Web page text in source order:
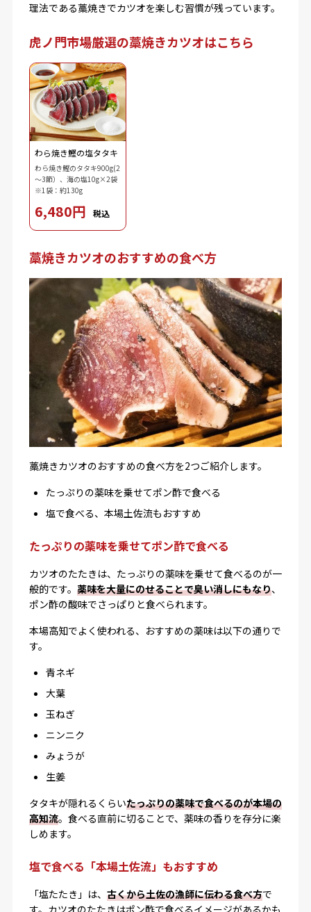
理法である藁焼きでカツオを楽しむ習慣が残っています。
虎ノ門市場厳選の藁焼きカツオはこちら
わら焼き鰹の塩タタキ
わら焼き鰹のタタキ900g(2
～3節）、海の塩10g×2袋
※1袋：約130g
6,480円 税込
藁焼きカツオのおすすめの食べ方
藁焼きカツオのおすすめの食べ方を2つご紹介します。
たっぷりの薬味を乗せてポン酢で食べる
塩で食べる、本場土佐流もおすすめ
たっぷりの薬味を乗せてポン酢で食べる
カツオのたたきは、たっぷりの薬味を乗せて食べるのが一
般的です。 薬味を大量にのせることで臭い消しにもなり、
ポン酢の酸味でさっぱりと食べられます。
本場高知でよく使われる、おすすめの薬味は以下の通りで
す。
青ネギ
大葉
玉ねぎ
ニンニク
みょうが
生姜
タタキが隠れるくらいたっぷりの薬味で食べるのが本場の
高知流。食べる直前に切ることで、薬味の香りを存分に楽
しめます。
塩で食べる「本場土佐流」もおすすめ
「塩たたき」は、 古くから土佐の漁師に伝わる食べ方で
す。カツオのたたきはポン酢で食べるイメージがあるかも